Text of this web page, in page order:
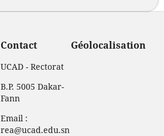
Contact
UCAD - Rectorat
B.P. 5005 Dakar-
Fann
Email :
rea@ucad.edu.sn
Géolocalisation